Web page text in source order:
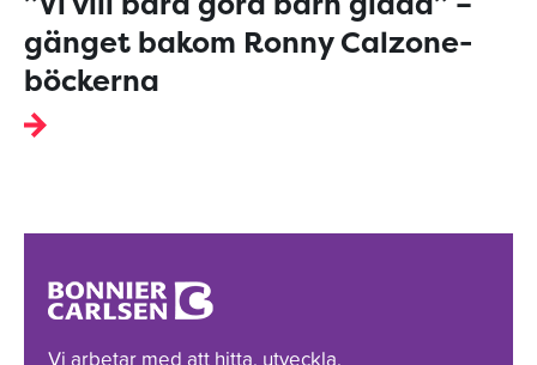
gänget bakom Ronny Calzone-
böckerna